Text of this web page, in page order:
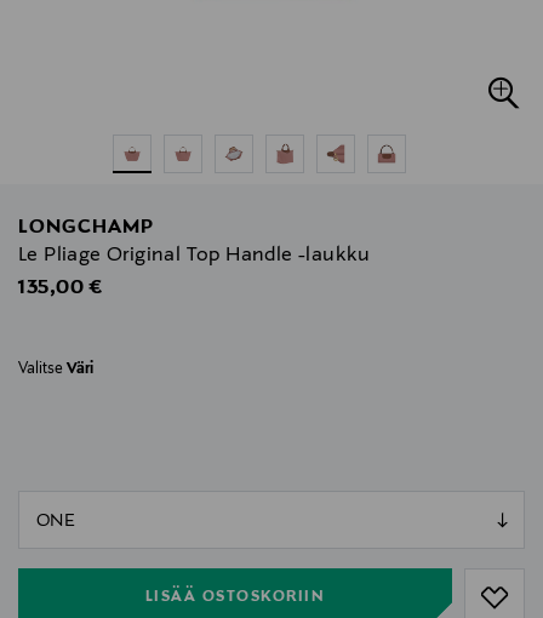
LONGCHAMP
Le Pliage Original Top Handle -laukku
Original Price
135,00 €
Valitse Väri
LISÄÄ OSTOSKORIIN